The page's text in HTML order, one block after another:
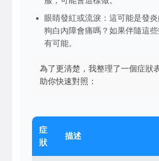
眼睛發紅或流淚：這可能是發炎
狗白內障會痛嗎？如果伴隨這
有可能。
為了更清楚，我整理了一個症狀
助你快速對照：
症
狀
描述